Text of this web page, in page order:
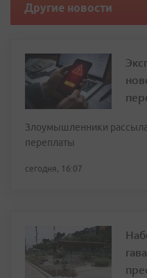
Другие новости
Злоумышленники
переплаты
сегодня, 16:07